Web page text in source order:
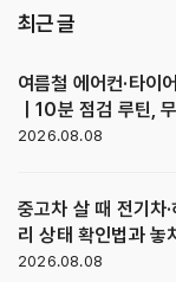
최근 글
여름철 에어컨·타이
｜10분 점검 루틴,
2026.08.08
중고차 살 때 전기차
리 상태 확인법과 놓
2026.08.08